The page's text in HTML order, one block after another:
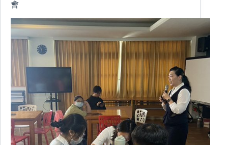
後
建
花
蓮
攤
商
信
心
會